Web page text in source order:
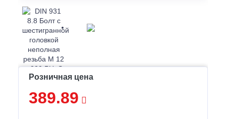
Розничная цена
389.89